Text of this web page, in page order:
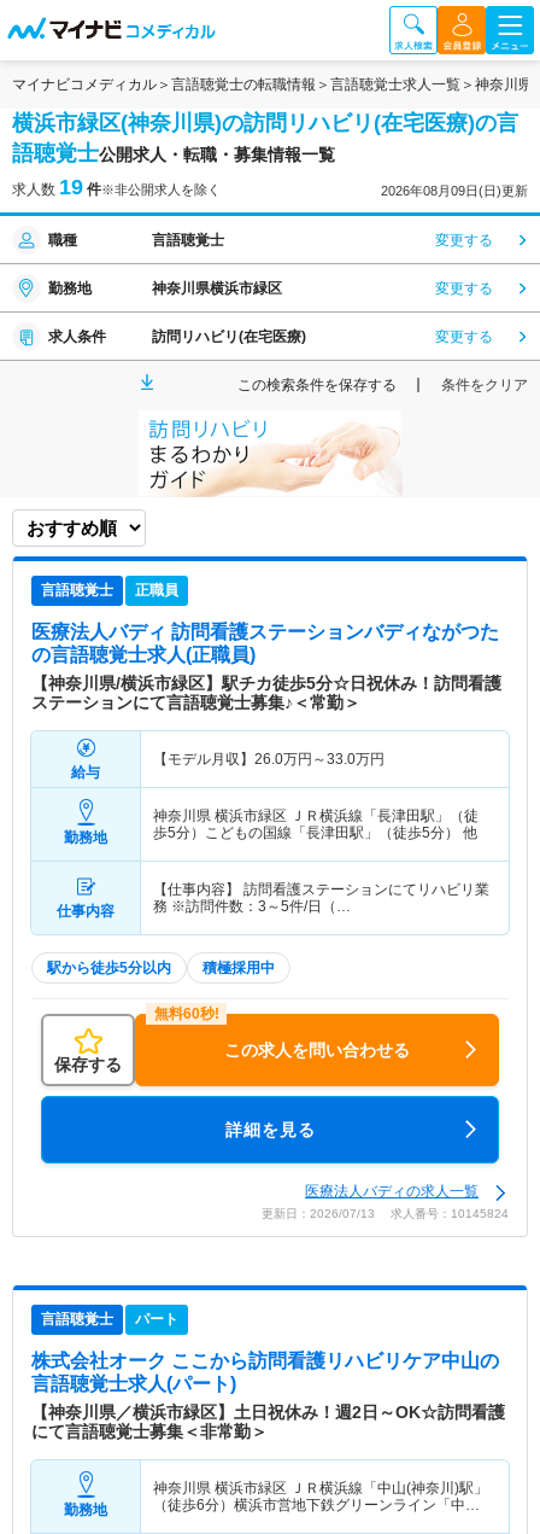
マイナビコメディカル 言語聴覚士の転職情報 言語聴覚士求人一覧 神奈川県
横浜市緑区(神奈川県)の訪問リハビリ(在宅医療)の言
語聴覚士公開求人・転職・募集情報一覧
求人数 19 件※非公開求人を除く 2026年08月09日(日)更新
職種 言語聴覚士 変更する
勤務地 神奈川県横浜市緑区 変更する
求人条件 訪問リハビリ(在宅医療) 変更する
この検索条件を保存する 条件をクリア
言語聴覚士 正職員
医療法人バディ 訪問看護ステーションバディながつた
の言語聴覚士求人(正職員)
【神奈川県/横浜市緑区】駅チカ徒歩5分☆日祝休み！訪問看護
ステーションにて言語聴覚士募集♪＜常勤＞
給与
【モデル月収】 26.0万円～33.0万円
勤務地
神奈川県 横浜市緑区 ＪＲ横浜線「長津田駅」（徒
歩5分）こどもの国線「長津田駅」（徒歩5分） 他
仕事内容
【仕事内容】 訪問看護ステーションにてリハビリ業
務 ※訪問件数：3～5件/日（…
駅から徒歩5分以内 積極採用中
保存する
この求人を問い合わせる
詳細を見る
医療法人バディの求人一覧
更新日：2026/07/13 求人番号：10145824
言語聴覚士 パート
株式会社オーク ここから訪問看護リハビリケア中山の
言語聴覚士求人(パート)
【神奈川県／横浜市緑区】土日祝休み！週2日～OK☆訪問看護
にて言語聴覚士募集＜非常勤＞
勤務地
神奈川県 横浜市緑区 ＪＲ横浜線「中山(神奈川)駅」
（徒歩6分）横浜市営地下鉄グリーンライン「中山